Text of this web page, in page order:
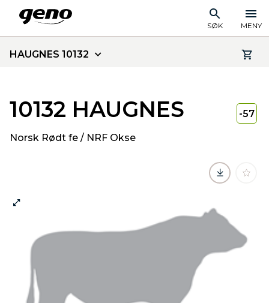
SØK MENY
HAUGNES 10132
10132 HAUGNES
Norsk Rødt fe / NRF Okse
-57